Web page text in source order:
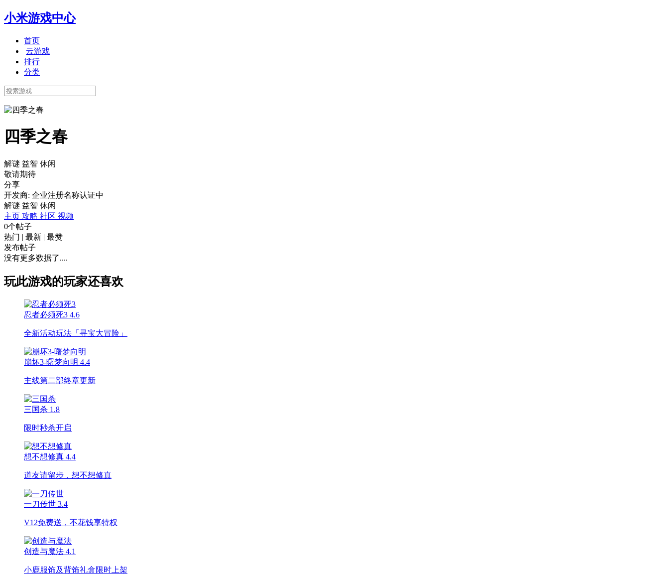
小米游戏中心
首页
云游戏
排行
分类
四季之春
解谜 益智 休闲
敬请期待
分享
开发商: 企业注册名称认证中
解谜 益智 休闲
主页 攻略 社区 视频
0个帖子
热门 | 最新 | 最赞
发布帖子
没有更多数据了....
玩此游戏的玩家还喜欢
忍者必须死3 4.6
全新活动玩法「寻宝大冒险」
崩坏3-曙梦向明 4.4
主线第二部终章更新
三国杀 1.8
限时秒杀开启
想不想修真 4.4
道友请留步，想不想修真
一刀传世 3.4
V12免费送，不花钱享特权
创造与魔法 4.1
小鹿服饰及背饰礼盒限时上架